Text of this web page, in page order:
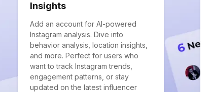
Insights
Add an account for AI-powered
Instagram analysis. Dive into
behavior analysis, location insights,
and more. Perfect for users who
want to track Instagram trends,
engagement patterns, or stay
updated on the latest influencer